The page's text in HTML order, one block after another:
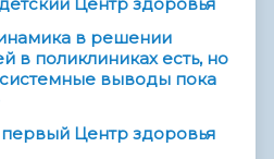
в решении
в поликлиниках есть, но
выводы пока
Центр здоровья